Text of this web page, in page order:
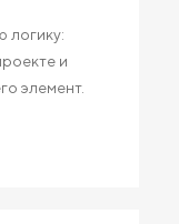
логику:
и
элемент.